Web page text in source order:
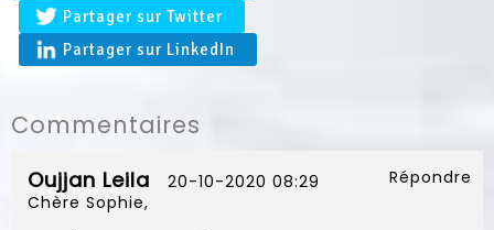
Partager sur Twitter
Partager sur LinkedIn
Commentaires
Oujjan Leila 20-10-2020 08:29
Répondre
Chère Sophie,